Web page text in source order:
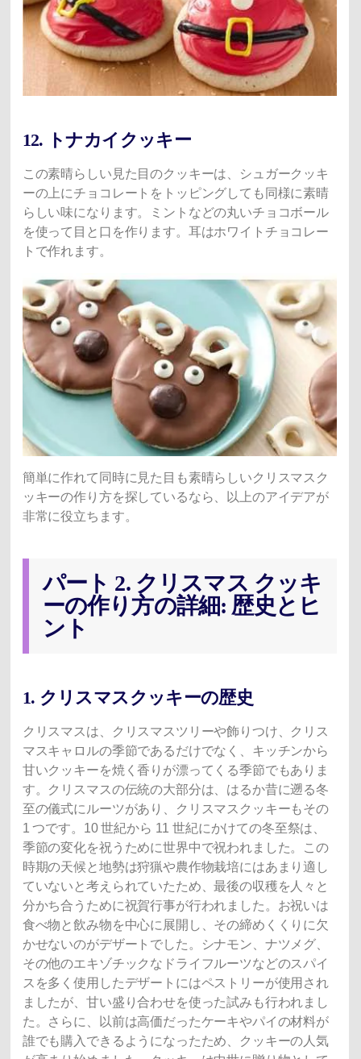
12. トナカイクッキー
この素晴らしい見た目のクッキーは、シュガークッキ
ーの上にチョコレートをトッピングしても同様に素晴
らしい味になります。ミントなどの丸いチョコボール
を使って目と口を作ります。耳はホワイトチョコレー
トで作れます。
簡単に作れて同時に見た目も素晴らしいクリスマスク
ッキーの作り方を探しているなら、以上のアイデアが
非常に役立ちます。
パート 2. クリスマス クッキ
ーの作り方の詳細: 歴史とヒ
ント
1. クリスマスクッキーの歴史
クリスマスは、クリスマスツリーや飾りつけ、クリス
マスキャロルの季節であるだけでなく、キッチンから
甘いクッキーを焼く香りが漂ってくる季節でもありま
す。クリスマスの伝統の大部分は、はるか昔に遡る冬
至の儀式にルーツがあり、クリスマスクッキーもその
1 つです。10 世紀から 11 世紀にかけての冬至祭は、
季節の変化を祝うために世界中で祝われました。この
時期の天候と地勢は狩猟や農作物栽培にはあまり適し
ていないと考えられていたため、最後の収穫を人々と
分かち合うために祝賀行事が行われました。お祝いは
食べ物と飲み物を中心に展開し、その締めくくりに欠
かせないのがデザートでした。シナモン、ナツメグ、
その他のエキゾチックなドライフルーツなどのスパイ
スを多く使用したデザートにはペストリーが使用され
ましたが、甘い盛り合わせを使った試みも行われまし
た。さらに、以前は高価だったケーキやパイの材料が
誰でも購入できるようになったため、クッキーの人気